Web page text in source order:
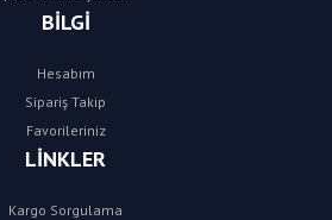
BİLGİ
Hesabım
Sipariş Takip
Favorileriniz
LİNKLER
Kargo Sorgulama